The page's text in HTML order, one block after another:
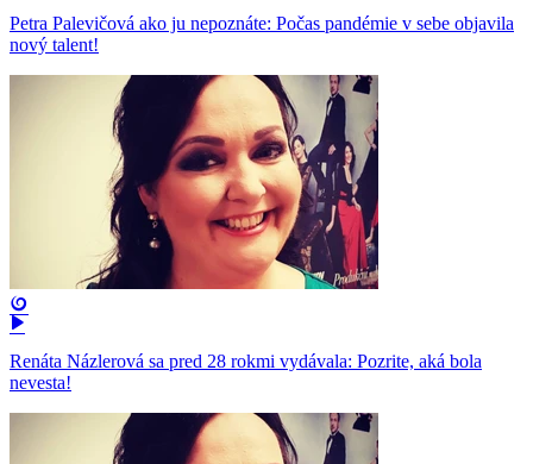
Petra Palevičová ako ju nepoznáte: Počas pandémie v sebe objavila
nový talent!
Renáta Názlerová sa pred 28 rokmi vydávala: Pozrite, aká bola
nevesta!